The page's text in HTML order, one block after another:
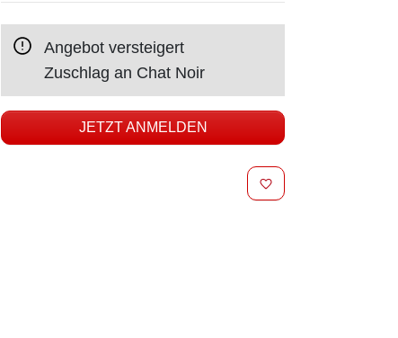
Angebot versteigert
Zuschlag an Chat Noir
JETZT ANMELDEN
MERKEN